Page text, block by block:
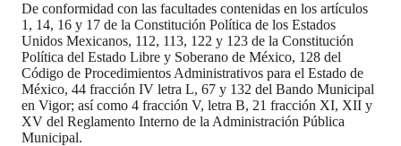
De conformidad con las facultades contenidas en los artículos
1, 14, 16 y 17 de la Constitución Política de los Estados
Unidos Mexicanos, 112, 113, 122 y 123 de la Constitución
Política del Estado Libre y Soberano de México, 128 del
Código de Procedimientos Administrativos para el Estado de
México, 44 fracción IV letra L, 67 y 132 del Bando Municipal
en Vigor; así como 4 fracción V, letra B, 21 fracción XI, XII y
XV del Reglamento Interno de la Administración Pública
Municipal.